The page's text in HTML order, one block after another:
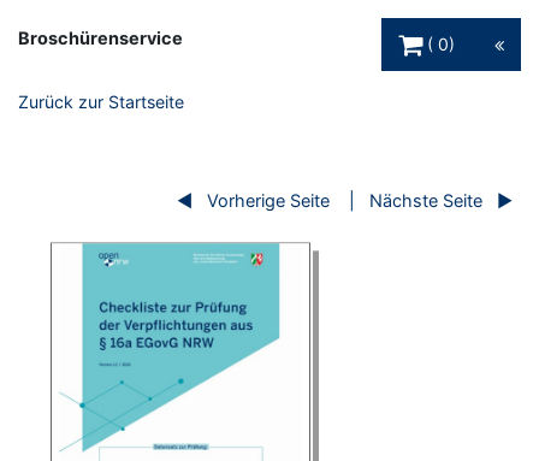
Broschürenservice
0
Zurück zur Startseite
Vorherige Seite Nächste Seite